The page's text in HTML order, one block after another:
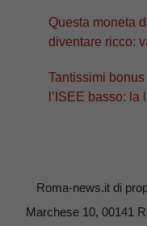
Questa moneta
diventare ricco:
Tantissimi
l’ISEE basso: la
Roma-news.it di
Marchese 10, 00141